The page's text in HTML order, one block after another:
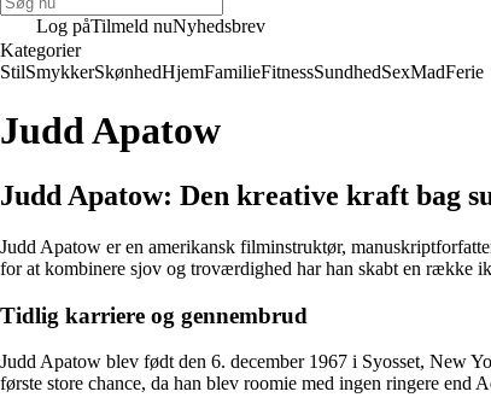
Log påTilmeld nuNyhedsbrev
Kategorier
StilSmykkerSkønhedHjemFamilieFitnessSundhedSexMadFerie
Judd Apatow
Judd Apatow: Den kreative kraft bag
Judd Apatow er en amerikansk filminstruktør,
for at kombinere sjov og troværdighed har han skabt en række
Tidlig karriere og gennembrud
Judd Apatow blev født den 6. december 1967 i Syosset, New
første store chance, da han blev roomie med ingen ringere end